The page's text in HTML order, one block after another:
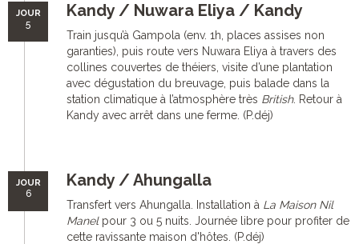
JOUR
5
Kandy / Nuwara Eliya / Kandy
Train jusqu’à Gampola (env. 1h, places assises non
garanties), puis route vers Nuwara Eliya à travers des
collines couvertes de théiers, visite d’une plantation
avec dégustation du breuvage, puis balade dans la
station climatique à l’atmosphère très British. Retour à
Kandy avec arrêt dans une ferme. (P.déj)
JOUR
6
Kandy / Ahungalla
Transfert vers Ahungalla. Installation à La Maison Nil
Manel pour 3 ou 5 nuits. Journée libre pour profiter de
cette ravissante maison d'hôtes. (P.déj)